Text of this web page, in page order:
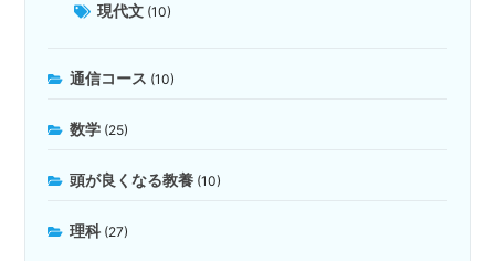
現代文 (10)
通信コース (10)
数学 (25)
頭が良くなる教養 (10)
理科 (27)